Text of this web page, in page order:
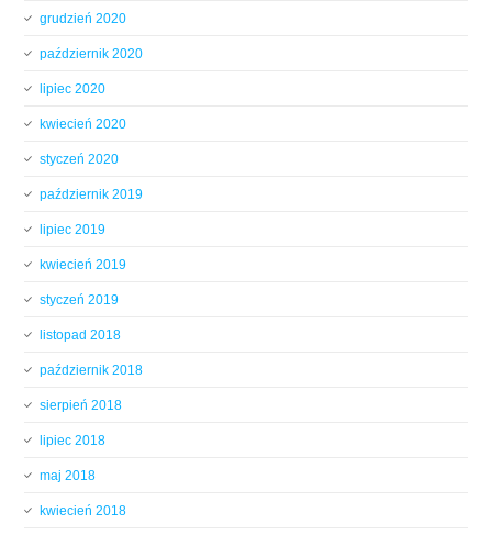
grudzień 2020
październik 2020
lipiec 2020
kwiecień 2020
styczeń 2020
październik 2019
lipiec 2019
kwiecień 2019
styczeń 2019
listopad 2018
październik 2018
sierpień 2018
lipiec 2018
maj 2018
kwiecień 2018